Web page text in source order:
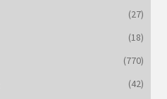
(27)
(18)
(770)
(42)